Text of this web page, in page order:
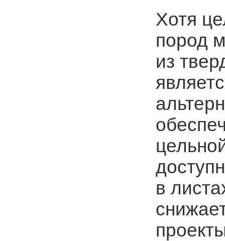
Хотя
пород
из
в